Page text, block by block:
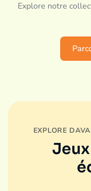
Explore notre
EXPLORE